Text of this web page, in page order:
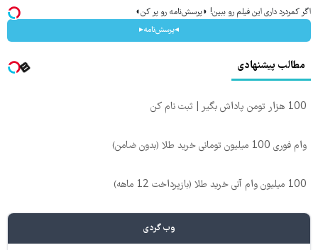
اگر کمردرد داری این فیلم رو ببین! ◗پرسش‌نامه رو پر کن◖
◂پرسش‌نامه▸
مطالب پیشنهادی
100 هزار تومن پاداش بگیر | ثبت نام کن
وام فوری 100 میلیون تومانی خرید طلا (بدون ضامن)
100 میلیون وام آنی خرید طلا (بازپرداخت 12 ماهه)
وب گردی